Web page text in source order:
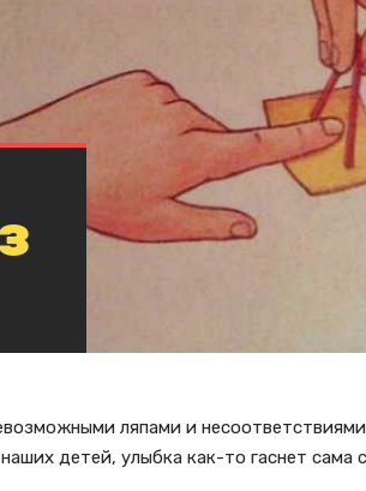
ляпами и несоответствиями
детей, улыбка как-то гаснет сама